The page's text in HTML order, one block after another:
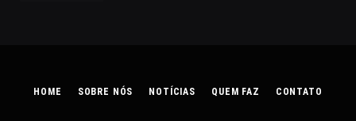
HOME SOBRE NÓS NOTÍCIAS QUEM FAZ CONTATO